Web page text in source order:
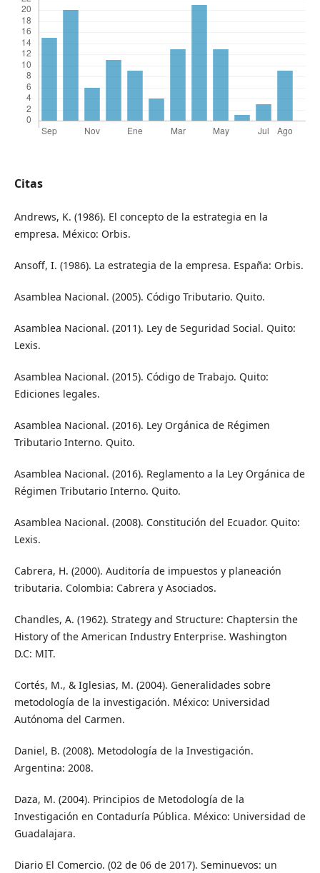
Citas
Andrews, K. (1986). El concepto de la estrategia en la
empresa. México: Orbis.
Ansoff, I. (1986). La estrategia de la empresa. España: Orbis.
Asamblea Nacional. (2005). Código Tributario. Quito.
Asamblea Nacional. (2011). Ley de Seguridad Social. Quito:
Lexis.
Asamblea Nacional. (2015). Código de Trabajo. Quito:
Ediciones legales.
Asamblea Nacional. (2016). Ley Orgánica de Régimen
Tributario Interno. Quito.
Asamblea Nacional. (2016). Reglamento a la Ley Orgánica de
Régimen Tributario Interno. Quito.
Asamblea Nacional. (2008). Constitución del Ecuador. Quito:
Lexis.
Cabrera, H. (2000). Auditoría de impuestos y planeación
tributaria. Colombia: Cabrera y Asociados.
Chandles, A. (1962). Strategy and Structure: Chaptersin the
History of the American Industry Enterprise. Washington
D.C: MIT.
Cortés, M., & Iglesias, M. (2004). Generalidades sobre
metodología de la investigación. México: Universidad
Autónoma del Carmen.
Daniel, B. (2008). Metodología de la Investigación.
Argentina: 2008.
Daza, M. (2004). Principios de Metodología de la
Investigación en Contaduría Pública. México: Universidad de
Guadalajara.
Diario El Comercio. (02 de 06 de 2017). Seminuevos: un